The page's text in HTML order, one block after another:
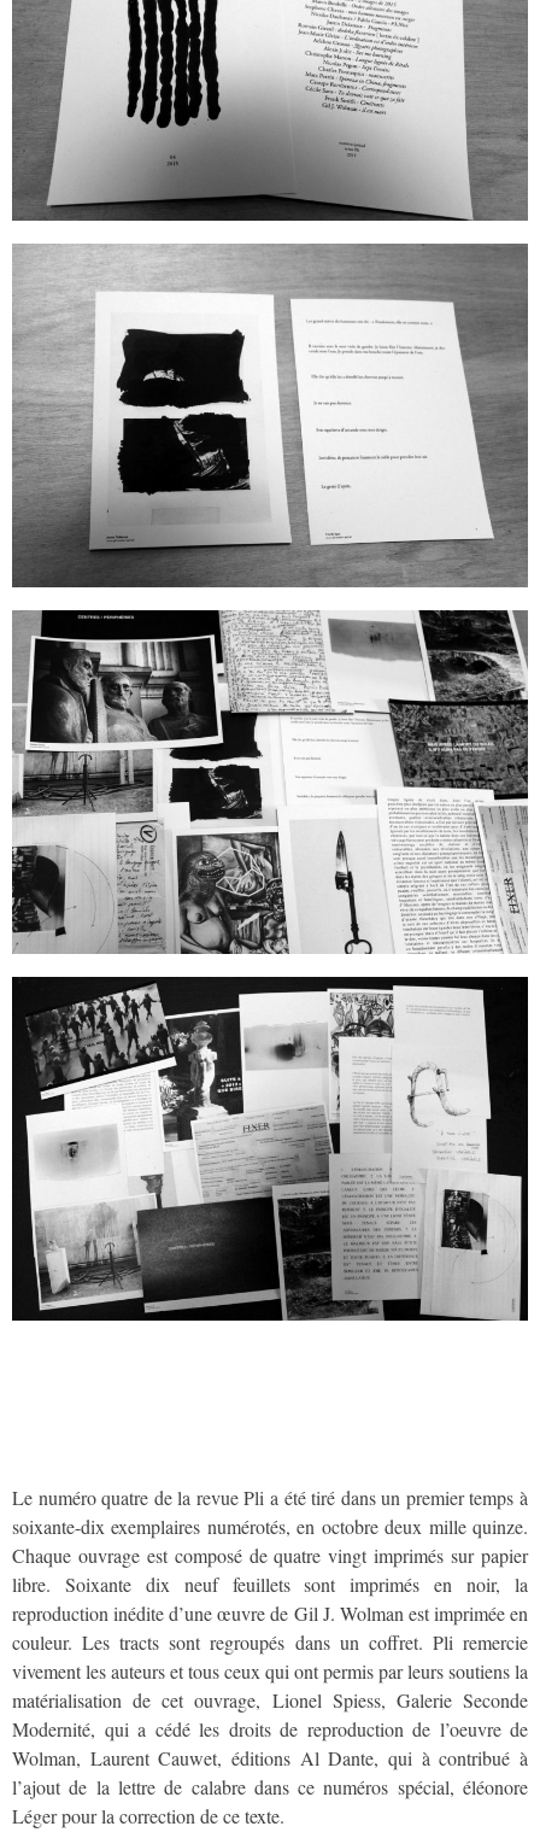
Le numéro quatre de la revue Pli a été tiré dans un premier temps à
soixante-dix exemplaires numérotés, en octobre deux mille quinze.
Chaque ouvrage est composé de quatre vingt imprimés sur papier
libre. Soixante dix neuf feuillets sont imprimés en noir, la
reproduction inédite d’une œuvre de Gil J. Wolman est imprimée en
couleur. Les tracts sont regroupés dans un coffret. Pli remercie
vivement les auteurs et tous ceux qui ont permis par leurs soutiens la
matérialisation de cet ouvrage, Lionel Spiess, Galerie Seconde
Modernité, qui a cédé les droits de reproduction de l’oeuvre de
Wolman, Laurent Cauwet, éditions Al Dante, qui à contribué à
l’ajout de la lettre de calabre dans ce numéros spécial, éléonore
Léger pour la correction de ce texte.